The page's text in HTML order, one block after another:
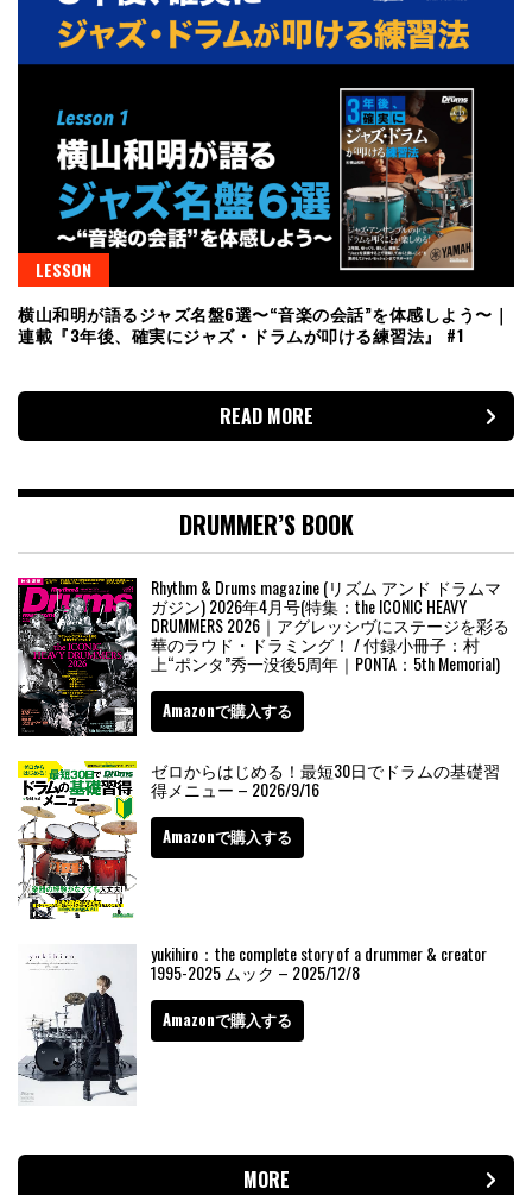
LESSON
横山和明が語るジャズ名盤6選〜“音楽の会話”を体感しよう〜｜
連載『3年後、確実にジャズ・ドラムが叩ける練習法』 #1
READ MORE
DRUMMER’S BOOK
Rhythm & Drums magazine (リズム アンド ドラムマ
ガジン) 2026年4月号(特集：the ICONIC HEAVY
DRUMMERS 2026｜アグレッシヴにステージを彩る
華のラウド・ドラミング！ / 付録小冊子：村
上“ポンタ”秀一没後5周年｜PONTA：5th Memorial)
Amazonで購入する
ゼロからはじめる！最短30日でドラムの基礎習
得メニュー – 2026/9/16
Amazonで購入する
yukihiro：the complete story of a drummer & creator
1995-2025 ムック – 2025/12/8
Amazonで購入する
MORE